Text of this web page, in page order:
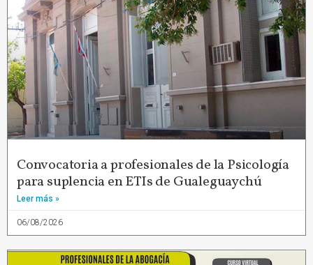
Convocatoria a profesionales de la Psicología
para suplencia en ETIs de Gualeguaychú
Leer más »
06/08/2026